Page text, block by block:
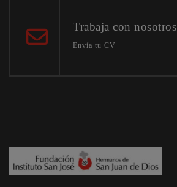
Trabaja con nosotros
Envía tu CV